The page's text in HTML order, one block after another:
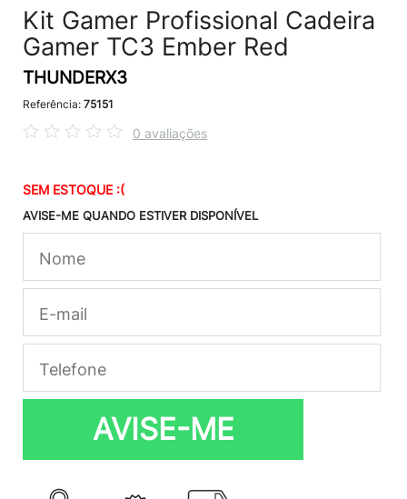
Kit Gamer Profissional Cadeira
Gamer TC3 Ember Red
THUNDERX3
Referência: 75151
0 avaliações
SEM ESTOQUE :(
AVISE-ME QUANDO ESTIVER DISPONÍVEL
AVISE-ME